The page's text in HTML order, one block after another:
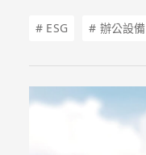
起點。
# ESG # 辦公設備